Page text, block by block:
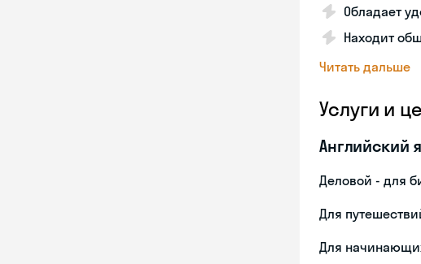
Обладает
Находит
Читать дальше
Услуги и
Английский
Деловой - для
Для
Для